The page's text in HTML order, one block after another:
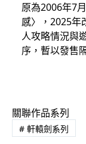
原為2006年7
感〉，2025年
人攻略情況與
序，暫以發售
關聯作品系列
#軒轅劍系列